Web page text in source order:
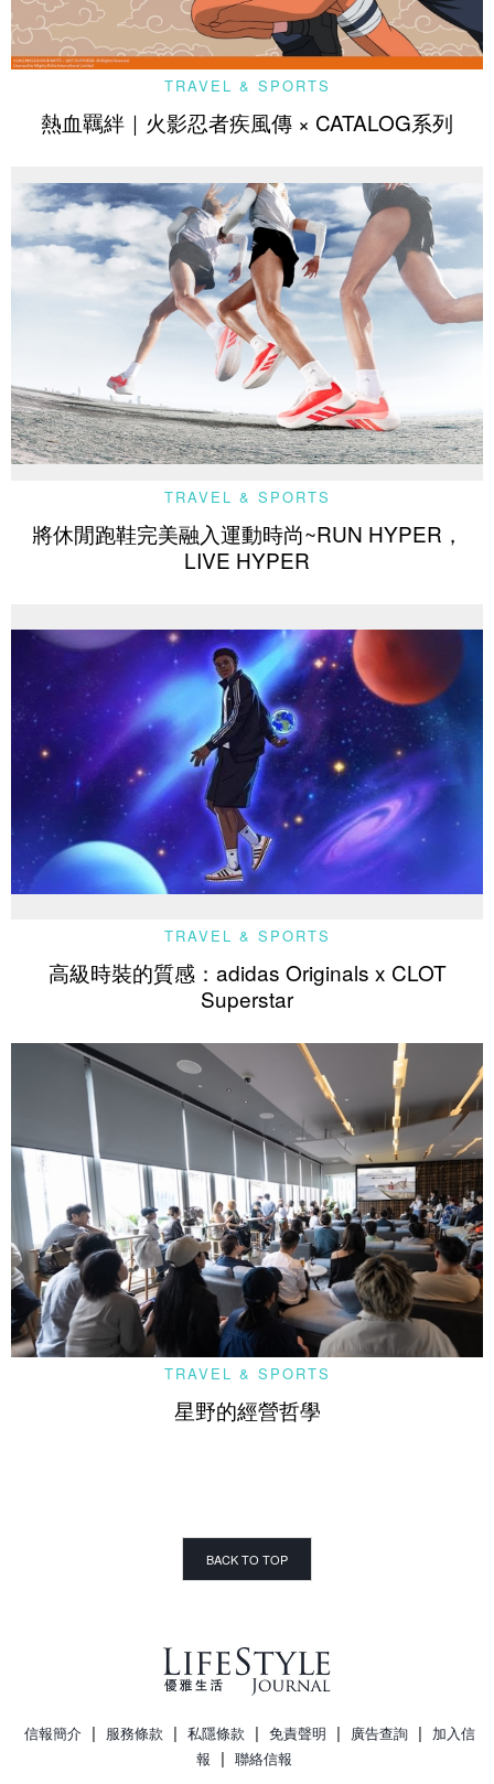
TRAVEL & SPORTS
熱血羈絆｜火影忍者疾風傳 × CATALOG系列
TRAVEL & SPORTS
將休閒跑鞋完美融入運動時尚~RUN HYPER，
LIVE HYPER
TRAVEL & SPORTS
高級時裝的質感：adidas Originals x CLOT
Superstar
TRAVEL & SPORTS
星野的經營哲學
BACK TO TOP
信報簡介 | 服務條款 | 私隱條款 | 免責聲明 | 廣告查詢 | 加入信
報 | 聯絡信報